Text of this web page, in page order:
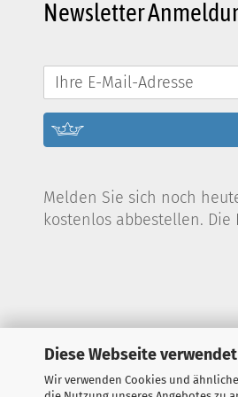
Diese Webseite
Wir verwenden Cookies und
Newsletter
Melden Sie sich noch
kostenlos abbestellen.